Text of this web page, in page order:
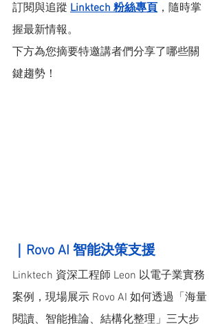
訂閱與追蹤 Linktech 粉絲專頁 ，隨時掌
握最新情報。
下方為您摘要特邀講者們分享了哪些關
鍵趨勢！
｜Rovo AI 智能決策支援
Linktech 資深工程師 Leon 以電子業實務
案例，現場展示 Rovo AI 如何透過「海量
閱讀、智能推論、結構化整理」三大步